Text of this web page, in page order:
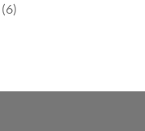
(6)